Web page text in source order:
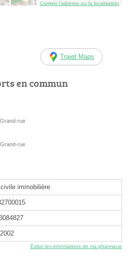
Corriger l’adresse ou la localisation
Trajet Maps
en commun
rue
rue
immobilière
Éditer les informations de ma pharmacie